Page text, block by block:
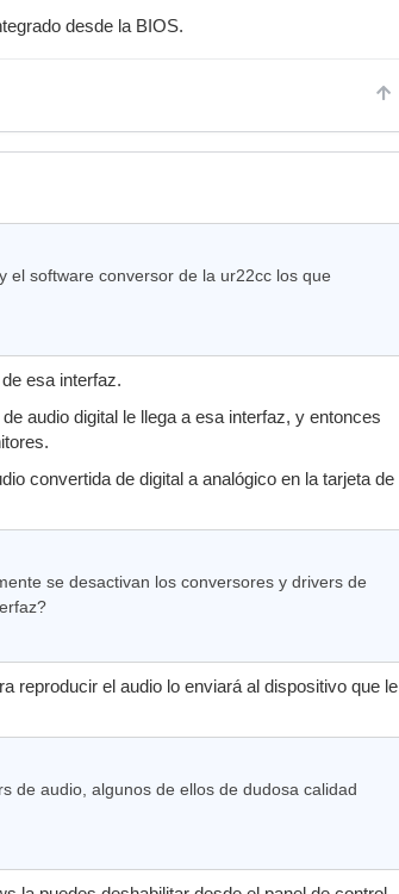
desde la BIOS.
el software conversor de la ur22cc los que
esa interfaz.
audio digital le llega a esa interfaz, y entonces
convertida de digital a analógico en la tarjeta de
se desactivan los conversores y drivers de
reproducir el audio lo enviará al dispositivo que le
de audio, algunos de ellos de dudosa calidad